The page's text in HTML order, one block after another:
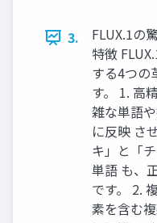
3.
FLUX.1の
特徴
する4つの
す。 1. 高
雑な単語
に反映 さ
キ」と「
単語 も、
です。 2.
素を含む